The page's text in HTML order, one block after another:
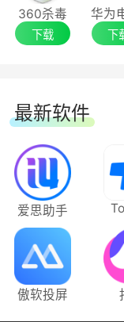
2、同步运行
加速优化一键直达
3、检测实时
智能检测软件
络卡慢高效优化
全
17.6最新版本
1.混元
解答难题
2.增加敏感权
远程、打开摄像
3.在截图中可
360杀毒
下载 下
最新软件
爱思助手
傲软投屏